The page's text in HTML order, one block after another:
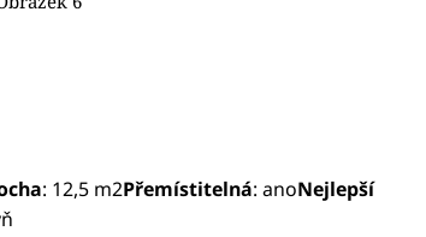
: 12,5 m2Přemístitelná: anoNejlepší